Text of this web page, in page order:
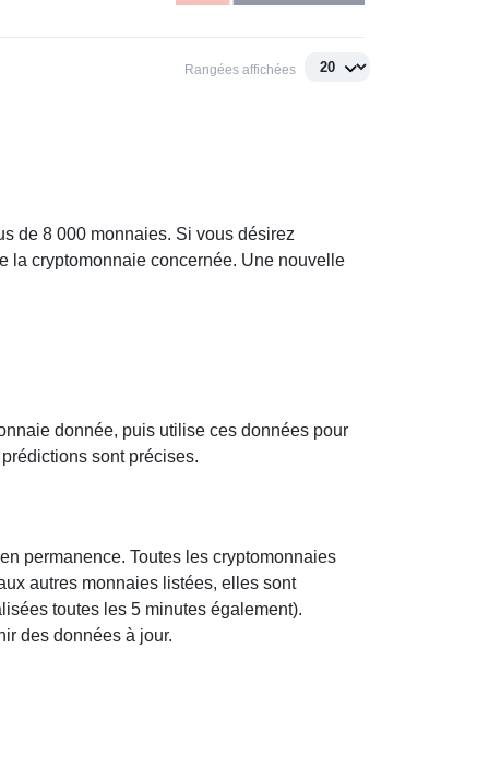
Rangées affichées
de 8 000 monnaies. Si vous désirez
la cryptomonnaie concernée. Une nouvelle
donnée, puis utilise ces données pour
sont précises.
permanence. Toutes les cryptomonnaies
autres monnaies listées, elles sont
toutes les 5 minutes également).
des données à jour.